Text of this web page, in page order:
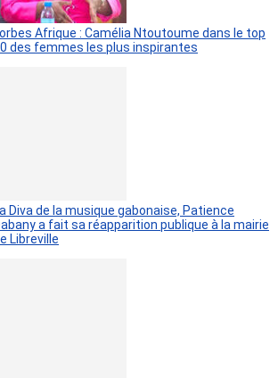
Afrique : Camélia Ntoutoume dans le top
des femmes les plus inspirantes
Diva de la musique gabonaise, Patience
a fait sa réapparition publique à la mairie
Libreville